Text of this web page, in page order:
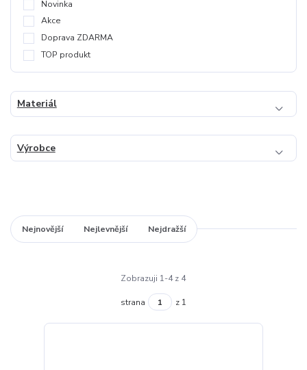
Novinka
Akce
Doprava ZDARMA
TOP produkt
Materiál
Výrobce
Nejnovější Nejlevnější Nejdražší
Zobrazuji 1-4 z 4
strana z 1